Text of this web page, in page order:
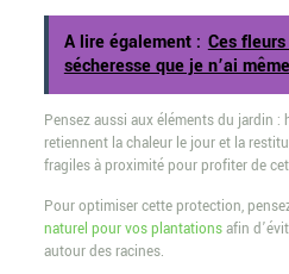
A lire également : Ces
sécheresse que je n’ai
Pensez aussi aux éléments du jardin :
retiennent la chaleur le jour et la
fragiles à proximité pour profiter de
Pour optimiser cette protection,
naturel pour vos plantationsafin
autour des racines.